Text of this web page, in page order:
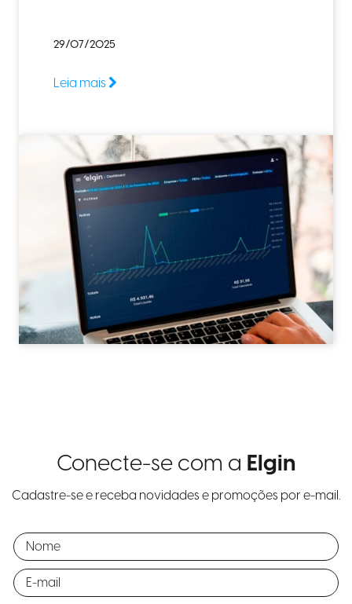
29/07/2025
Leia mais
Conecte-se com a Elgin
Cadastre-se e receba novidades e promoções por e-mail.